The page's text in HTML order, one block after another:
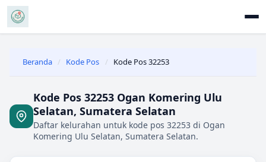
Beranda / Kode Pos / Kode Pos 32253
Kode Pos 32253 Ogan Komering Ulu
Selatan, Sumatera Selatan
Daftar kelurahan untuk kode pos 32253 di Ogan
Komering Ulu Selatan, Sumatera Selatan.